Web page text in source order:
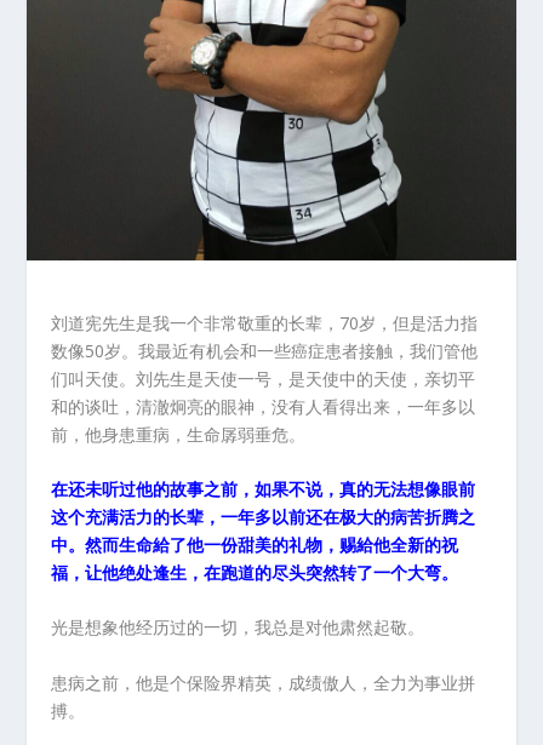
刘道宪先生是我一个非常敬重的长辈，70岁，但是活力指
数像50岁。我最近有机会和一些癌症患者接触，我们管他
们叫天使。刘先生是天使一号，是天使中的天使，亲切平
和的谈吐，清澈炯亮的眼神，没有人看得出来，一年多以
前，他身患重病，生命孱弱垂危。
在还未听过他的故事之前，如果不说，真的无法想像眼前
这个充满活力的长辈，一年多以前还在极大的病苦折腾之
中。然而生命給了他一份甜美的礼物，赐給他全新的祝
福，让他绝处逢生，在跑道的尽头突然转了一个大弯。
光是想象他经历过的一切，我总是对他肃然起敬。
患病之前，他是个保险界精英，成绩傲人，全力为事业拼
搏。